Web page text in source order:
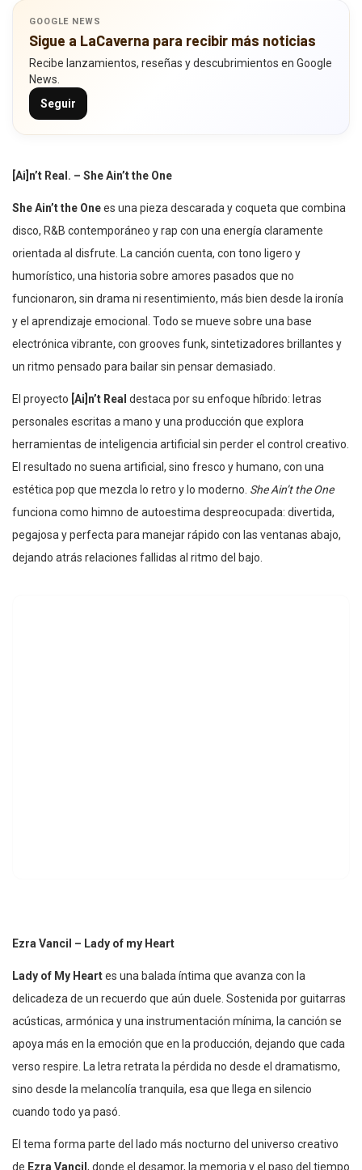
GOOGLE NEWS
Sigue a LaCaverna para recibir más noticias
Recibe lanzamientos, reseñas y descubrimientos en Google
News.
Seguir
[Ai]n’t Real. – She Ain’t the One
She Ain’t the Onees una pieza descarada y coqueta que combina
disco, R&B contemporáneo y rap con una energía claramente
orientada al disfrute. La canción cuenta, con tono ligero y
humorístico, una historia sobre amores pasados que no
funcionaron, sin drama ni resentimiento, más bien desde la ironía
y el aprendizaje emocional. Todo se mueve sobre una base
electrónica vibrante, con grooves funk, sintetizadores brillantes y
un ritmo pensado para bailar sin pensar demasiado.
El proyecto [Ai]n’t Real destaca por su enfoque híbrido: letras
personales escritas a mano y una producción que explora
herramientas de inteligencia artificial sin perder el control creativo.
El resultado no suena artificial, sino fresco y humano, con una
estética pop que mezcla lo retro y lo moderno. She Ain’t the One
funciona como himno de autoestima despreocupada: divertida,
pegajosa y perfecta para manejar rápido con las ventanas abajo,
dejando atrás relaciones fallidas al ritmo del bajo.
Ezra Vancil – Lady of my Heart
Lady of My Heartes una balada íntima que avanza con la
delicadeza de un recuerdo que aún duele. Sostenida por guitarras
acústicas, armónica y una instrumentación mínima, la canción se
apoya más en la emoción que en la producción, dejando que cada
verso respire. La letra retrata la pérdida no desde el dramatismo,
sino desde la melancolía tranquila, esa que llega en silencio
cuando todo ya pasó.
El tema forma parte del lado más nocturno del universo creativo
de Ezra Vancil , donde el desamor, la memoria y el paso del tiempo